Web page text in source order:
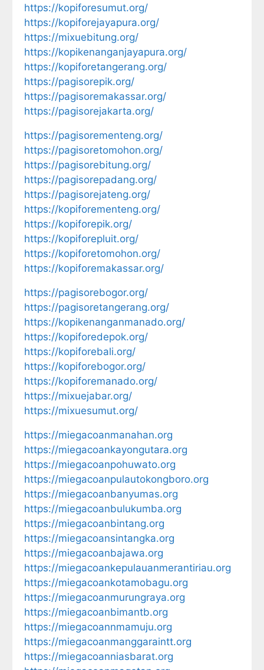
https://kopiforesumut.org/
https://kopiforejayapura.org/
https://mixuebitung.org/
https://kopikenanganjayapura.org/
https://kopiforetangerang.org/
https://pagisorepik.org/
https://pagisoremakassar.org/
https://pagisorejakarta.org/
https://pagisorementeng.org/
https://pagisoretomohon.org/
https://pagisorebitung.org/
https://pagisorepadang.org/
https://pagisorejateng.org/
https://kopiforementeng.org/
https://kopiforepik.org/
https://kopiforepluit.org/
https://kopiforetomohon.org/
https://kopiforemakassar.org/
https://pagisorebogor.org/
https://pagisoretangerang.org/
https://kopikenanganmanado.org/
https://kopiforedepok.org/
https://kopiforebali.org/
https://kopiforebogor.org/
https://kopiforemanado.org/
https://mixuejabar.org/
https://mixuesumut.org/
https://miegacoanmanahan.org
https://miegacoankayongutara.org
https://miegacoanpohuwato.org
https://miegacoanpulautokongboro.org
https://miegacoanbanyumas.org
https://miegacoanbulukumba.org
https://miegacoanbintang.org
https://miegacoansintangka.org
https://miegacoanbajawa.org
https://miegacoankepulauanmerantiriau.org
https://miegacoankotamobagu.org
https://miegacoanmurungraya.org
https://miegacoanbimantb.org
https://miegacoannmamuju.org
https://miegacoanmanggaraintt.org
https://miegacoanniasbarat.org